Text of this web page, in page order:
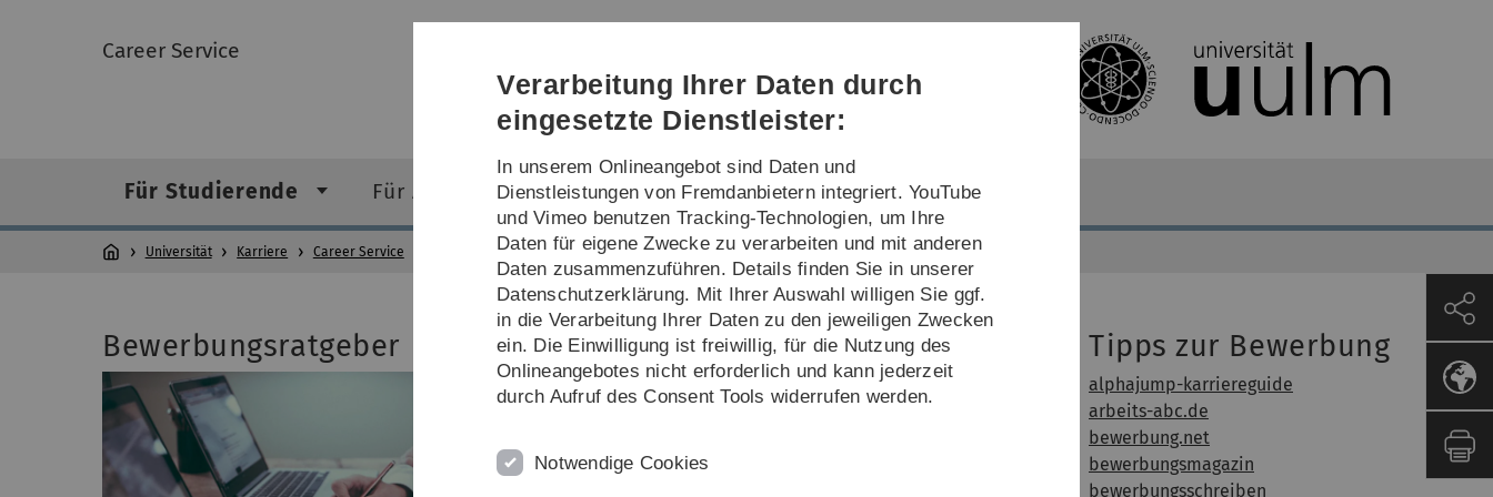
Direkt
Direkt
Direkt
(Sprache,
Drucken,
Social
Direkt
Direkt
Career Service
Für Studierende Für Arbeitgeber
Universität Karriere Career Service Für Studierende Informationen zur Bewerbung
Bewerbungsratgeber
"You never get a second chance to make a first
bearbeiten, denn der erste Eindruck ist entscheidend.
Tipps zur Bewerbung
alphajump-karriereguide
arbeits-abc.de
bewerbung.net
bewerbungsmagazin
bewerbungsschreiben
Verarbeitung Ihrer Daten durch
eingesetzte Dienstleister:
In unserem Onlineangebot sind Daten und
Dienstleistungen von Fremdanbietern integriert. YouTube
und Vimeo benutzen Tracking-Technologien, um Ihre
Daten für eigene Zwecke zu verarbeiten und mit anderen
Daten zusammenzuführen. Details finden Sie in unserer
Datenschutzerklärung. Mit Ihrer Auswahl willigen Sie ggf.
in die Verarbeitung Ihrer Daten zu den jeweiligen Zwecken
ein. Die Einwilligung ist freiwillig, für die Nutzung des
Onlineangebotes nicht erforderlich und kann jederzeit
durch Aufruf des Consent Tools widerrufen werden.
Notwendige Cookies